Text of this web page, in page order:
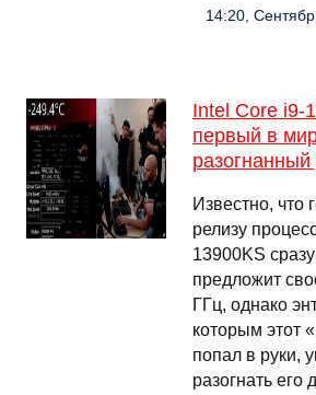
14:20,
Intel Core
первый в
Известно, что
релизу
13900KS
предложит
ГГц, однако
которым этот
попал в руки,
разогнать